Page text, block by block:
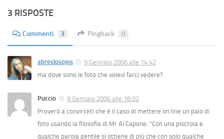
3 RISPOSTE
Commenti 3 Pingback 0
abreslosojos
9 Gennaio 2006 alle 14:42
ma dove sono le foto che volevi farci vedere?
Puccio
9 Gennaio 2006 alle 18:02
Proverò a convirceti che è il caso di mettere on line un paio di
foto usando la filosofia di Mr Al Capone: "Con una pisctola e
qualche parola gentile si ottiene di più che con solo qualche